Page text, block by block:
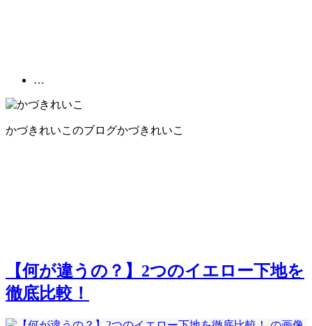
…
かづきれいこのブログかづきれいこ
【何が違うの？】2つのイエロー下地を
徹底比較！